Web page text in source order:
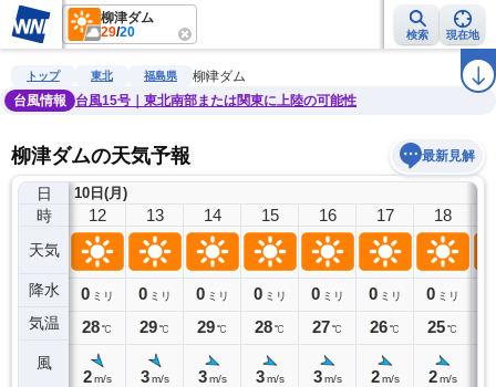
柳津ダム
29/20 検索 現在地
雨雲レーダー 台風情報 地震情報 ラ
トップ 東北 福島県
柳津ダム
台風情報
台風15号｜東北南部または関東に上陸の可能性
柳津ダムの天気予報 最新見解
日
時
天気
降水
気温
風
10日(月)
11
0ミリ
28℃
12
0 ミリ
28℃
2 m/s
13
0 ミリ
29℃
3 m/s
14
0 ミリ
29℃
3 m/s
15
0 ミリ
28℃
3 m/s
16
0 ミリ
27℃
3 m/s
17
0 ミリ
26℃
2 m/s
18
0 ミリ
25℃
2 m/s